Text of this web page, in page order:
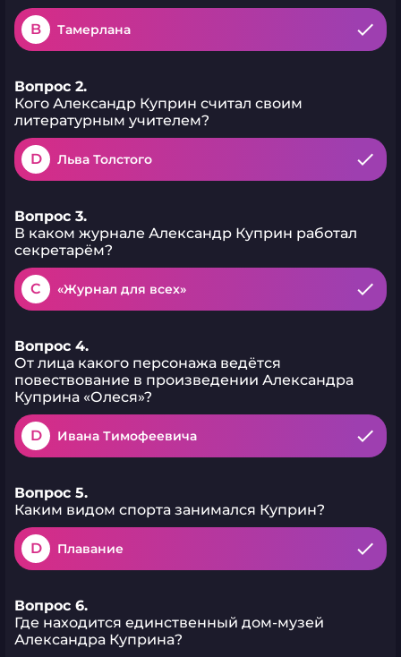
B Тамерлана
Вопрос 2.
Кого Александр Куприн считал своим
литературным учителем?
D Льва Толстого
Вопрос 3.
В каком журнале Александр Куприн работал
секретарём?
C «Журнал для всех»
Вопрос 4.
От лица какого персонажа ведётся
повествование в произведении Александра
Куприна «Олеся»?
D Ивана Тимофеевича
Вопрос 5.
Каким видом спорта занимался Куприн?
D Плавание
Вопрос 6.
Где находится единственный дом-музей
Александра Куприна?